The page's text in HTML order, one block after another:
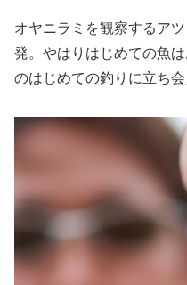
オヤニラミを観察するア
発。やはりはじめての魚
のはじめての釣りに立ち